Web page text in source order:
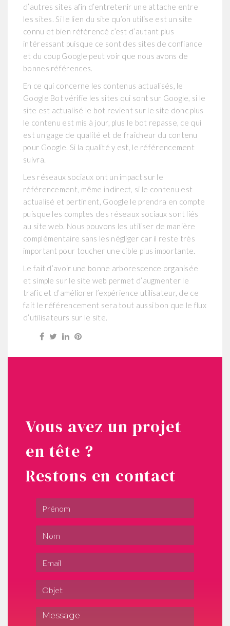
d’autres sites afin d’entretenir une attache entre
les sites. Si le lien du site qu’on utilise est un site
connu et bien référencé c’est d’autant plus
intéressant puisque ce sont des sites de confiance
et du coup Google peut voir que nous avons de
bonnes références.
En ce qui concerne les contenus actualisés, le
Google Bot vérifie les sites qui sont sur Google, si le
site est actualisé le bot revient sur le site donc plus
le contenu est mis à jour, plus le bot repasse, ce qui
est un gage de qualité et de fraicheur du contenu
pour Google. Si la qualité y est, le référencement
suivra.
Les réseaux sociaux ont un impact sur le
référencement, même indirect, si le contenu est
actualisé et pertinent, Google le prendra en compte
puisque les comptes des réseaux sociaux sont liés
au site web. Nous pouvons les utiliser de manière
complémentaire sans les négliger car il reste très
important pour toucher une cible plus importante.
Le fait d’avoir une bonne arborescence organisée
et simple sur le site web permet d’augmenter le
trafic et d’améliorer l’expérience utilisateur, de ce
fait le référencement sera tout aussi bon que le flux
d’utilisateurs sur le site.
Vous avez un projet
en tête ?
Restons en contact